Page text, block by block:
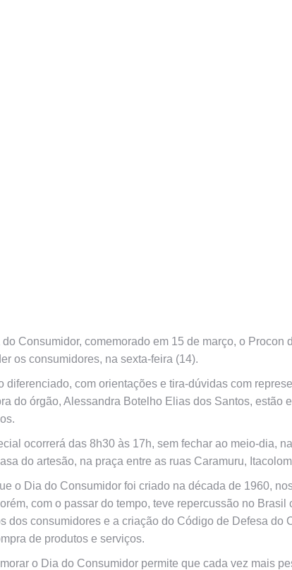
Consumidor, comemorado em 15 de março, o Procon
os consumidores, na sexta-feira (14).
diferenciado, com orientações e tira-dúvidas com
do órgão, Alessandra Botelho Elias dos Santos, estão
ocorrerá das 8h30 às 17h, sem fechar ao meio-dia,
do artesão, na praça entre as ruas Caramuru,
o Dia do Consumidor foi criado na década de 1960,
com o passar do tempo, teve repercussão no
dos consumidores e a criação do Código de Defesa do
de produtos e serviços.
o Dia do Consumidor permite que cada vez mais